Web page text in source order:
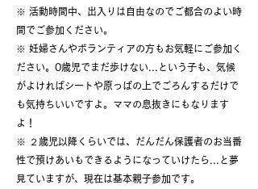
​※ 活動時間中、出入りは自由なのでご都合のよい時
間でご参加ください。
※ 妊婦さんやボランティアの方もお気軽にご参加く
ださい。0歳児でまだ歩けない...という子も、気候
がよければシートや原っぱの上でごろんするだけで
も気持ちいいですよ。ママの息抜きにもなります
よ！
※ ２歳児以降くらいでは、だんだん保護者のお当番
性で預けあいもできるようになっていけたら...と夢
見ていますが、現在は基本親子参加です。